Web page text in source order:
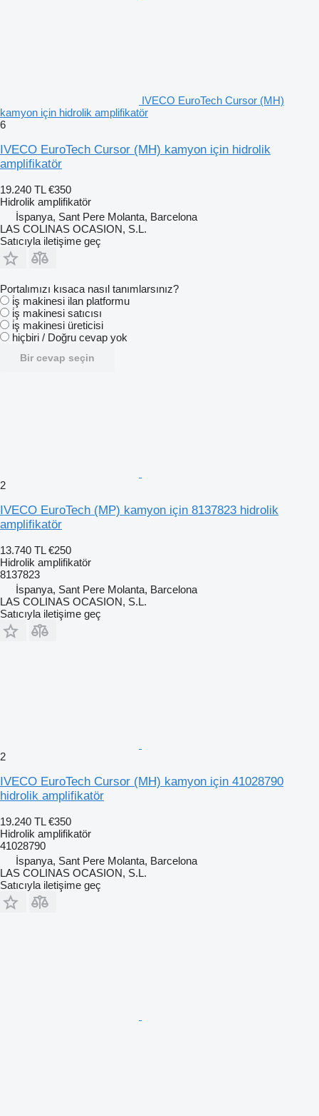
IVECO EuroTech Cursor (MH)
kamyon için hidrolik amplifikatör
6
IVECO EuroTech Cursor (MH) kamyon için hidrolik
amplifikatör
19.240 TL €350
Hidrolik amplifikatör
İspanya, Sant Pere Molanta, Barcelona
LAS COLINAS OCASION, S.L.
Satıcıyla iletişime geç
Portalımızı kısaca nasıl tanımlarsınız?
i̇ş makinesi ilan platformu
i̇ş makinesi satıcısı
i̇ş makinesi üreticisi
hiçbiri / Doğru cevap yok
Bir cevap seçin
2
IVECO EuroTech (MP) kamyon için 8137823 hidrolik
amplifikatör
13.740 TL €250
Hidrolik amplifikatör
8137823
İspanya, Sant Pere Molanta, Barcelona
LAS COLINAS OCASION, S.L.
Satıcıyla iletişime geç
2
IVECO EuroTech Cursor (MH) kamyon için 41028790
hidrolik amplifikatör
19.240 TL €350
Hidrolik amplifikatör
41028790
İspanya, Sant Pere Molanta, Barcelona
LAS COLINAS OCASION, S.L.
Satıcıyla iletişime geç